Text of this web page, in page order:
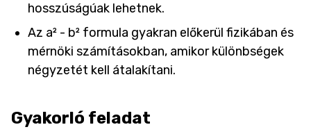
hosszúságúak lehetnek.
Az a² - b² formula gyakran előkerül fizikában és
mérnöki számításokban, amikor különbségek
négyzetét kell átalakítani.
Gyakorló feladat